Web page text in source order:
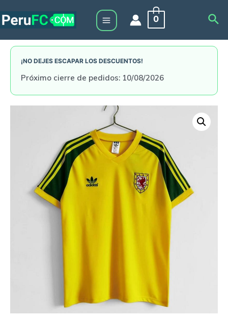
to
Main
Menu
0
¡NO DEJES ESCAPAR LOS DESCUENTOS!
Próximo cierre de pedidos: 10/08/2026